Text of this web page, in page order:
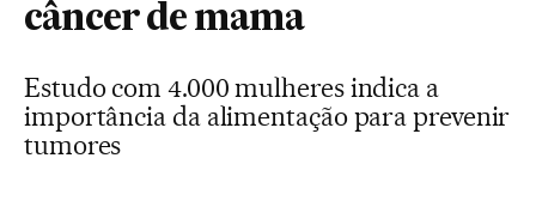
câncer de mama
Estudo com 4.000 mulheres indica a
importância da alimentação para prevenir
tumores